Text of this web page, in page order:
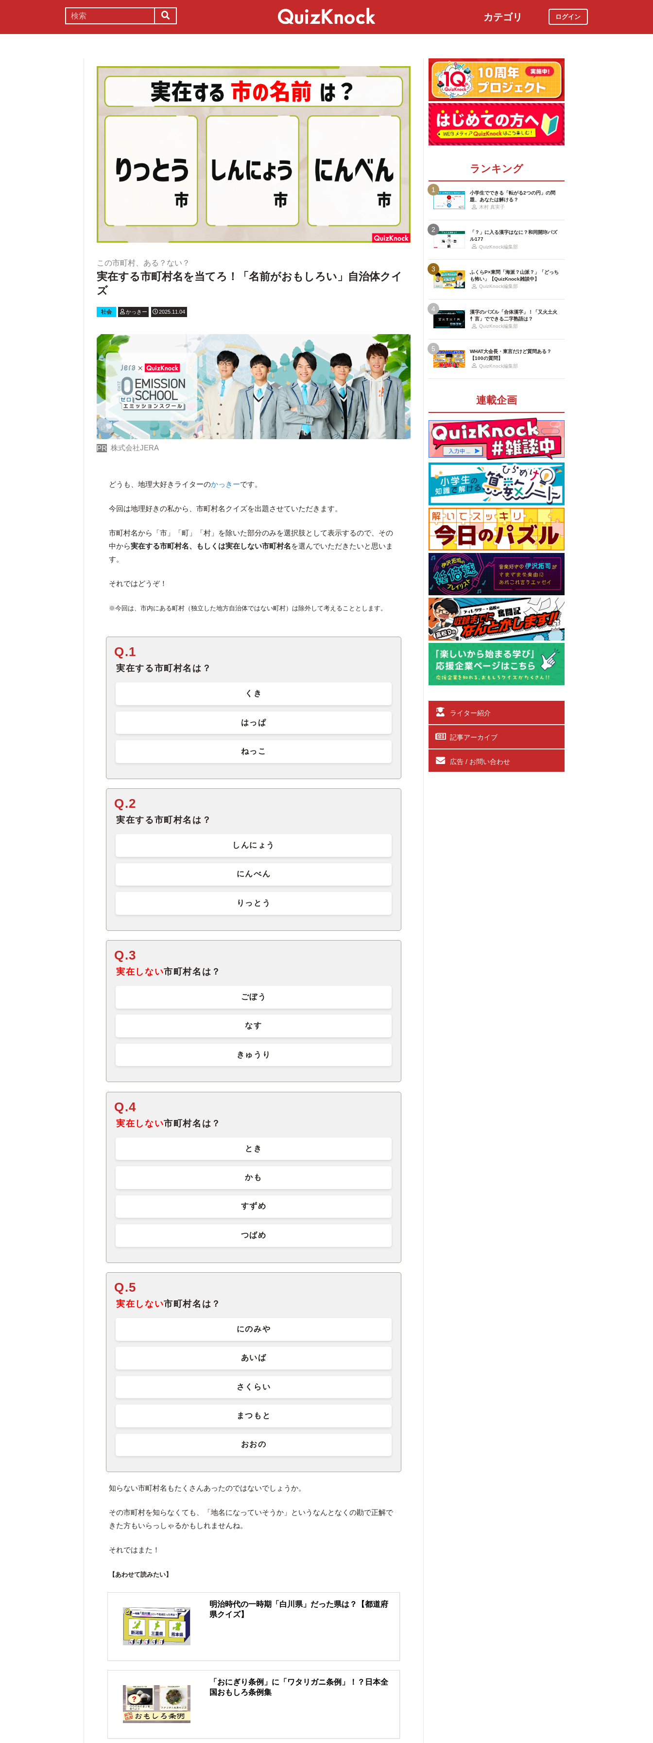
カテゴリ ログイン
この市町村、ある？ない？
実在する市町村名を当てろ！「名前がおもしろい」自治体クイ
ズ
社会 かっきー 2025.11.04
PR 株式会社JERA
どうも、地理大好きライターのかっきーです。
今回は地理好きの私から、市町村名クイズを出題させていただきます。
市町村名から「市」「町」「村」を除いた部分のみを選択肢として表示するので、その
中から実在する市町村名、もしくは実在しない市町村名を選んでいただきたいと思いま
す。
それではどうぞ！
※今回は、市内にある町村（独立した地方自治体ではない町村）は除外して考えることとします。
Q.1
くき
はっぱ
ねっこ
Q.2
実在する市町村名は？
しんにょう
にんべん
りっとう
Q.3
実在しない市町村名は？
ごぼう
なす
きゅうり
Q.4
実在しない市町村名は？
とき
かも
すずめ
つばめ
Q.5
実在しない市町村名は？
にのみや
あいば
さくらい
まつもと
おおの
知らない市町村名もたくさんあったのではないでしょうか。
その市町村を知らなくても、「地名になっていそうか」というなんとなくの勘で正解で
きた方もいらっしゃるかもしれませんね。
それではまた！
【あわせて読みたい】
明治時代の一時期「白川県」だった県は？【都道府
県クイズ】
「おにぎり条例」に「ワタリガニ条例」！？日本全
国おもしろ条例集
ランキング
1
小学生でできる「転がる2つの円」の問
題、あなたは解ける？
木村 真実子
2
「？」に入る漢字はなに？和同開珎パズ
ル177
QuizKnock編集部
3
ふくらP×東問「海派？山派？」「どっち
も怖い」【QuizKnock雑談中】
QuizKnock編集部
4
漢字のパズル「合体漢字」！「又火土火
忄言」でできる二字熟語は？
QuizKnock編集部
5
WHAT大会長・東言だけど質問ある？
【100の質問】
QuizKnock編集部
連載企画
ライター紹介
記事アーカイブ
広告 / お問い合わせ